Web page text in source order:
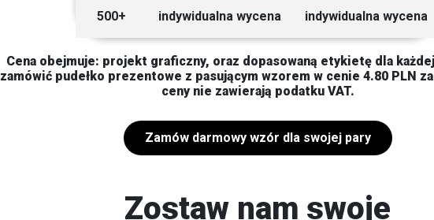
500+ indywidualna wycena indywidualna wycena
Cena obejmuje: projekt graficzny, oraz dopasowaną etykietę dla
zamówić pudełko prezentowe z pasującym wzorem w cenie 4.80 PLN
ceny nie zawierają podatku VAT.
Zamów darmowy wzór dla swojej pary
Zostaw nam swoje